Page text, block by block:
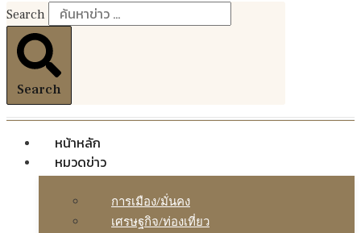
Search
Search
หน้าหลัก
หมวดข่าว
การเมือง/มั่นคง
เศรษฐกิจ/ท่องเที่ยว